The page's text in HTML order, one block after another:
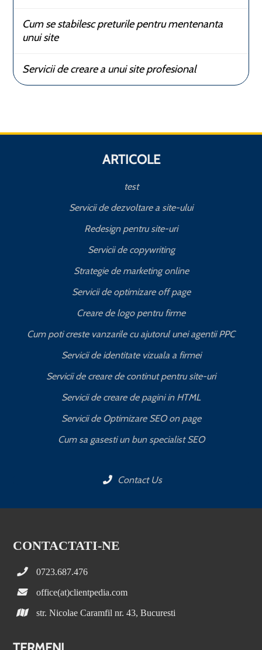
Cum se stabilesc preturile pentru mentenanta
unui site
Servicii de creare a unui site profesional
ARTICOLE
test
Servicii de dezvoltare a site-ului
Redesign pentru site-uri
Servicii de copywriting
Strategie de marketing online
Servicii de optimizare off page
Creare de logo pentru firme
Cum poti creste vanzarile cu ajutorul unei agentii PPC
Servicii de identitate vizuala a firmei
Servicii de creare de continut pentru site-uri
Servicii de creare de pagini in HTML
Servicii de Optimizare SEO on page
Cum sa gasesti un bun specialist SEO
Contact Us
CONTACTATI-NE
0723.687.476
office(at)clientpedia.com
str. Nicolae Caramfil nr. 43, Bucuresti